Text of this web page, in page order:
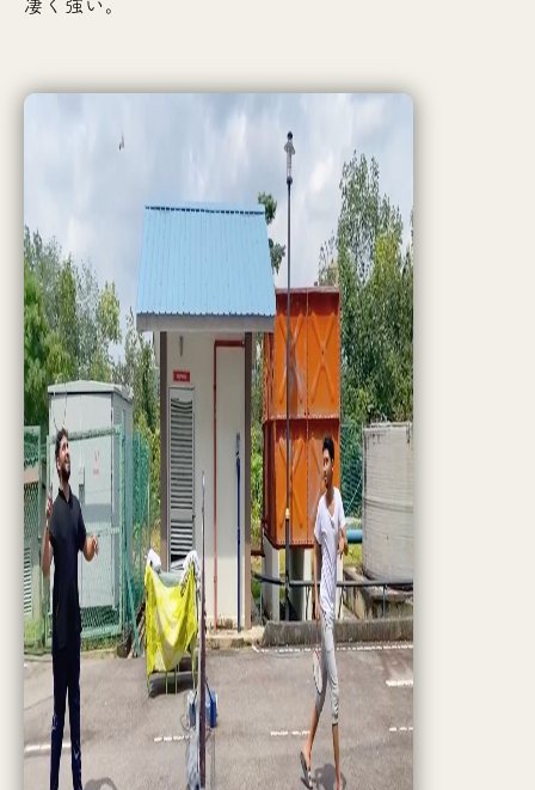
凄く強い。